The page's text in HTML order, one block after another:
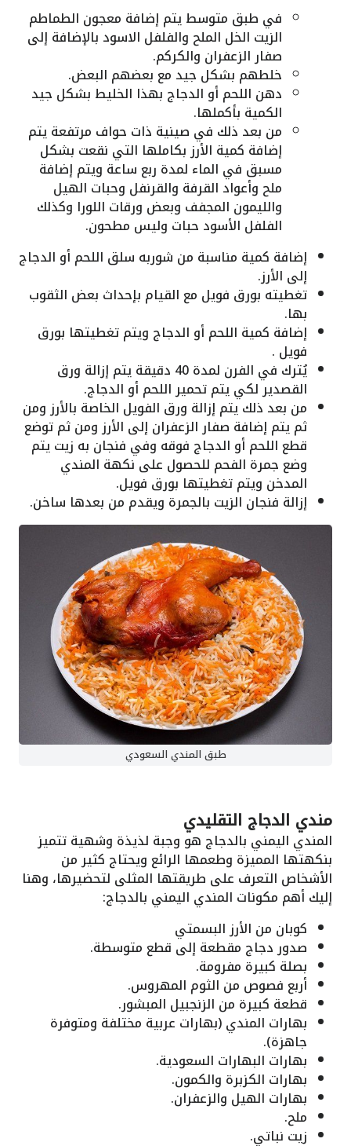
في طبق متوسط يتم إضافة معجون الطماطم
الزيت الخل الملح والفلفل الاسود بالإضافة إلى
صفار الزعفران والكركم.
خلطهم بشكل جيد مع بعضهم البعض.
دهن اللحم أو الدجاج بهذا الخليط بشكل جيد
الكمية بأكملها.
من بعد ذلك في صينية ذات حواف مرتفعة يتم
إضافة كمية الأرز بكاملها التي نقعت بشكل
مسبق في الماء لمدة ربع ساعة ويتم إضافة
ملح وأعواد القرفة والقرنفل وحبات الهيل
والليمون المجفف وبعض ورقات اللورا وكذلك
الفلفل الأسود حبات وليس مطحون.
إضافة كمية مناسبة من شوربه سلق اللحم أو الدجاج
إلى الأرز.
تغطيته بورق فويل مع القيام بإحداث بعض الثقوب
بها.
إضافة كمية اللحم أو الدجاج ويتم تغطيتها بورق
فويل .
يُترك في الفرن لمدة 40 دقيقة يتم إزالة ورق
القصدير لكي يتم تحمير اللحم أو الدجاج.
من بعد ذلك يتم إزالة ورق الفويل الخاصة بالأرز ومن
ثم يتم إضافة صفار الزعفران إلى الأرز ومن ثم توضع
قطع اللحم أو الدجاج فوقه وفي فنجان به زيت يتم
وضع جمرة الفحم للحصول على نكهة المندي
المدخن ويتم تغطيتها بورق فويل.
إزالة فنجان الزيت بالجمرة ويقدم من بعدها ساخن.
طبق المندي السعودي
مندي الدجاج التقليدي
المندي اليمني بالدجاج هو وجبة لذيذة وشهية تتميز
بنكهتها المميزة وطعمها الرائع ويحتاج كثير من
الأشخاص التعرف على طريقتها المثلى لتحضيرها، وهنا
إليك أهم مكونات المندي اليمني بالدجاج:
كوبان من الأرز البسمتي
صدور دجاج مقطعة إلى قطع متوسطة.
بصلة كبيرة مفرومة.
أربع فصوص من الثوم المهروس.
قطعة كبيرة من الزنجبيل المبشور.
بهارات المندي (بهارات عربية مختلفة ومتوفرة
جاهزة).
بهارات البهارات السعودية.
بهارات الكزبرة والكمون.
بهارات الهيل والزعفران.
ملح.
زيت نباتي.